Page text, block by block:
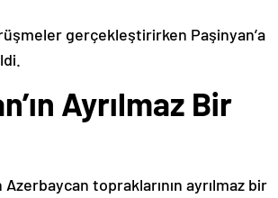
gerçekleştirirken Paşinyan’a
Ayrılmaz Bir
Azerbaycan topraklarının ayrılmaz bir